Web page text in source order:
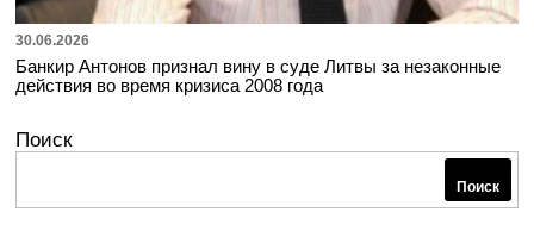
30.06.2026
Банкир Антонов признал вину в суде Литвы за незаконные
действия во время кризиса 2008 года
Поиск
Поиск